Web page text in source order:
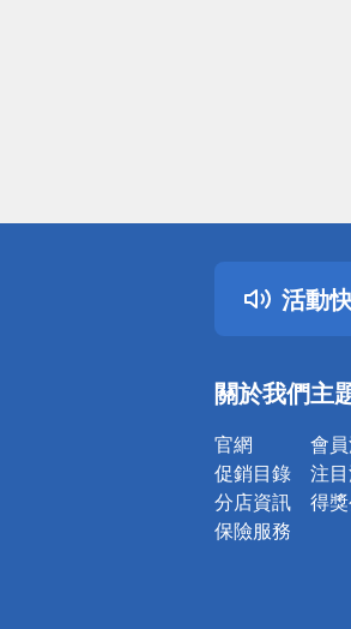
活動
關於我們
官網
促銷目錄
分店資訊
保險服務
主
會
注
得